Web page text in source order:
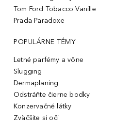
Tom Ford Tobacco Vanille
Prada Paradoxe
POPULÁRNE TÉMY
Letné parfémy a vône
Slugging
Dermaplaning
Odstráňte čierne bodky
Konzervačné látky
Zväčšite si oči